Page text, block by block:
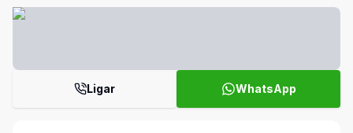
Ligar WhatsApp